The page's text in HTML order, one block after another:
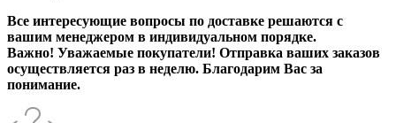
Все интересующие вопросы по доставке решаются с
вашим менеджером в индивидуальном порядке.
Важно! Уважаемые покупатели! Отправка ваших заказов
осуществляется раз в неделю. Благодарим Вас за
понимание.